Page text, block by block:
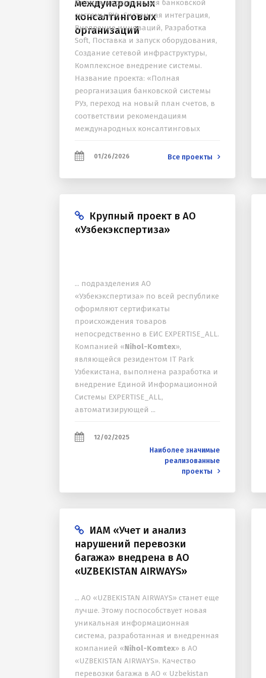
международных
консалтинговых
организаций
Полная модернизация банковской
системы РУз, Системная интеграция,
Внедрение инноваций, Разработка
Soft, Поставка и запуск оборудования,
Создание сетевой инфраструктуры,
Комплексное внедрение системы.
Название проекта: «Полная
реорганизация банковской системы
РУз, переход на новый план счетов, в
соответствии рекомендациям
международных консалтинговых
модернизация банковской системы
инноваций, Разработка Soft, Поставка
01/26/2026 Все проекты
Крупный проект в АО
«Узбекэкспертиза»
... подразделения АО
«Узбекэкспертиза» по всей республике
оформляют сертификаты
происхождения товаров
непосредственно в ЕИС EXPERTISE_ALL.
Компанией «Nihol-Komtex»,
являющейся резидентом IT Park
Узбекистана, выполнена разработка и
внедрение Единой Информационной
Системы EXPERTISE_ALL,
автоматизирующей ...
12/02/2025
Наиболее значимые
реализованные
проекты
ИАМ «Учет и анализ
нарушений перевозки
багажа» внедрена в АО
«UZBEKISTAN AIRWAYS»
... АО «UZBEKISTAN AIRWAYS» станет еще
лучше. Этому поспособствует новая
уникальная информационная
система, разработанная и внедренная
компанией «Nihol-Komtex» в АО
«UZBEKISTAN AIRWAYS». Качество
перевозки багажа в АО « Uzbekistan